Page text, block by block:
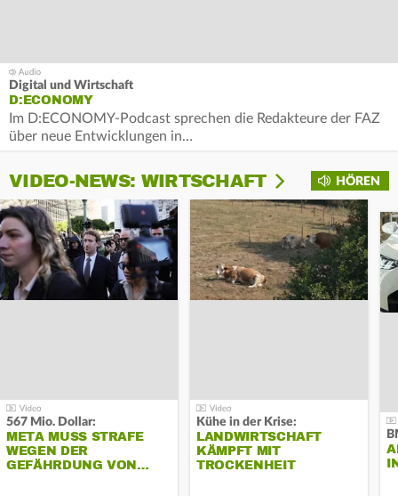
Digital und Wirtschaft
D:ECONOMY
Im D:ECONOMY-Podcast sprechen die Redakteure der FAZ
über neue Entwicklungen in…
HÖREN
VIDEO-NEWS: WIRTSCHAFT
567 Mio. Dollar:
META MUSS STRAFE
WEGEN DER
GEFÄHRDUNG VON…
Kühe in der Krise:
LANDWIRTSCHAFT
KÄMPFT MIT
TROCKENHEIT